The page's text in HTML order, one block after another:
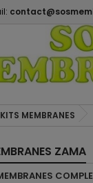
KITS MEMBRANES
ZAMA